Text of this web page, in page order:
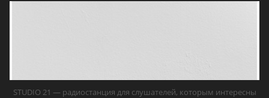
STUDIO 21 — радиостанция для слушателей, которым интересны